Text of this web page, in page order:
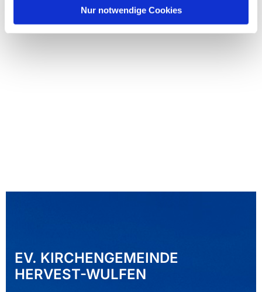
Nur notwendige Cookies
EV. KIRCHENGEMEINDE
HERVEST-WULFEN